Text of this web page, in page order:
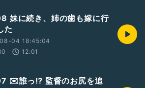
妹に続き、姉の歯も嫁に行
た
04 18:45:04
12:01
✉️誰っ⁉︎ 監督のお尻を追